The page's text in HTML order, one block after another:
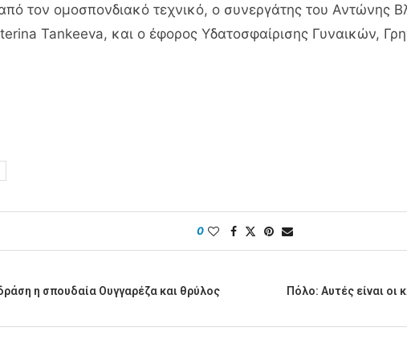
τον ομοσπονδιακό τεχνικό, ο συνεργάτης του Αντώνης
Tankeeva, και ο έφορος Υδατοσφαίρισης Γυναικών,
0
η σπουδαία Ουγγαρέζα και θρύλος
Πόλο: Αυτές είναι οι